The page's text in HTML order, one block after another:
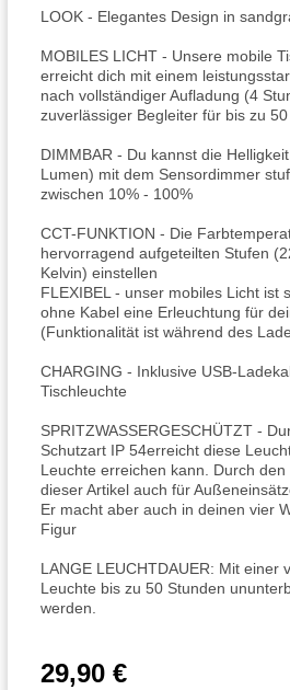
LOOK - Elegantes Design in
MOBILES LICHT - Unsere mobile
erreicht dich mit einem
nach vollständiger Aufladung (4
zuverlässiger Begleiter für bis zu
DIMMBAR - Du kannst die
Lumen) mit dem Sensordimmer
zwischen 10% - 100%
CCT-FUNKTION - Die
hervorragend aufgeteilten Stufen
Kelvin) einstellen
FLEXIBEL - unser mobiles Licht ist
ohne Kabel eine Erleuchtung für
(Funktionalität ist während des
CHARGING - Inklusive USB-
Tischleuchte
SPRITZWASSERGESCHÜTZT -
Schutzart IP 54erreicht diese
Leuchte erreichen kann. Durch
dieser Artikel auch für
Er macht aber auch in deinen vier
Figur
LANGE LEUCHTDAUER: Mit einer
Leuchte bis zu 50 Stunden
werden.
29,90 €